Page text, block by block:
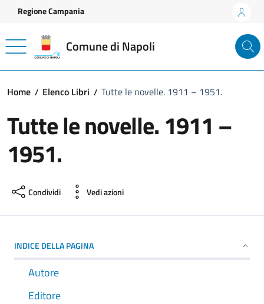
Vai ai contenuti
Vai al footer
Regione Campania
Comune di Napoli
Home Elenco Libri Tutte le novelle. 1911 – 1951.
Tutte le novelle. 1911 –
1951.
Condividi Vedi azioni
INDICE DELLA PAGINA
Autore
Editore